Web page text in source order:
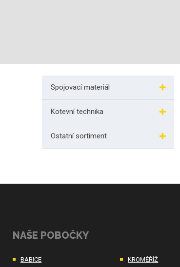
Spojovací materiál
Kotevní technika
Ostatní sortiment
NAŠE POBOČKY
BABICE
KROMĚŘÍŽ